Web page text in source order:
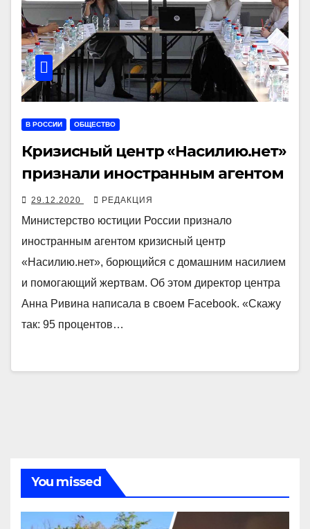
В РОССИИ ОБЩЕСТВО
Кризисный центр «Насилию.нет»
признали иностранным агентом
29.12.2020 РЕДАКЦИЯ
Министерство юстиции России признало
иностранным агентом кризисный центр
«Насилию.нет», борющийся с домашним насилием
и помогающий жертвам. Об этом директор центра
Анна Ривина написала в своем Facebook. «Скажу
так: 95 процентов…
You missed